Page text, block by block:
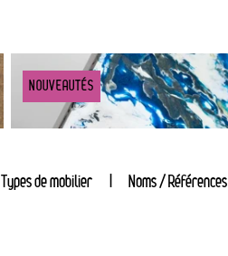
NOUVEAUTÉS
Types de mobilier Noms / Références